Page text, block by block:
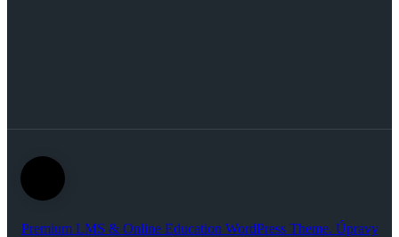
Premium LMS & Online Education WordPress Theme. Úpravy